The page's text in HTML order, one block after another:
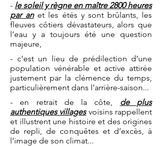
- le soleil y règne en maître 2800 heures
par anet les étés y sont brûlants, les
fleuves côtiers dévastateurs, alors que
l’eau y a toujours été une question
majeure,
- c’est un lieu de prédilection d’une
population vénérable et active attirée
justement par la clémence du temps,
particulièrement dans l’arrière-saison...
- en retrait de la côte, de plus
authentiques villagesvoisins rappellent
et illustrent une histoire et des origines
de repli, de conquêtes et d’excès, à
l’image de son climat...